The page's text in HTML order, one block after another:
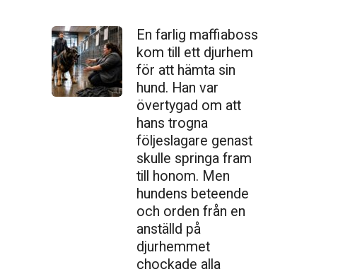
En farlig maffiaboss
kom till ett djurhem
för att hämta sin
hund. Han var
övertygad om att
hans trogna
följeslagare genast
skulle springa fram
till honom. Men
hundens beteende
och orden från en
anställd på
djurhemmet
chockade alla